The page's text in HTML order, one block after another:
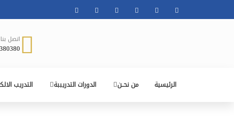
اتصل بنا
الرئيسية من نحــن الدورات التدريببة التدريب